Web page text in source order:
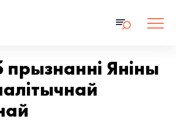
прызнанні Яніны